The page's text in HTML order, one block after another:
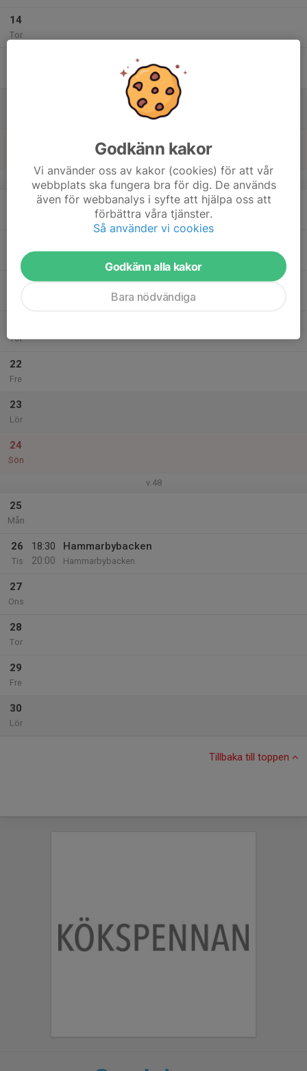
14
Tor
v.47
Tor
22
Fre
23
Lör
24
Sön
v.48
25
Mån
26
Tis
18:30
20:00
Hammarbybacken
Hammarbybacken
27
Ons
28
Tor
29
Fre
30
Lör
Tillbaka till toppen
Godkänn kakor
Vi använder oss av kakor (cookies) för att vår
webbplats ska fungera bra för dig. De används
även för webbanalys i syfte att hjälpa oss att
förbättra våra tjänster.
Så använder vi cookies
Godkänn alla kakor
Bara nödvändiga